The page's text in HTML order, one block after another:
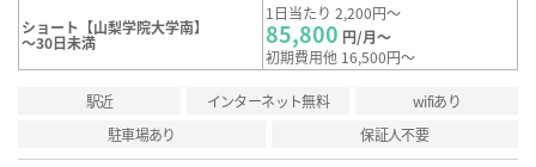
ショート【山梨学院大学南】
～30日未満
1日当たり 2,200円～
85,800 円/月～
初期費用他 16,500円～
駅近 インターネット無料
wifiあり
駐車場あり
保証人不要